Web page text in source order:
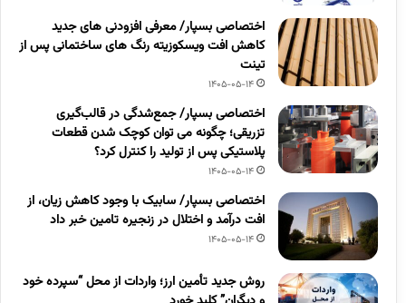
اختصاصی بسپار/ معرفی افزودنی های جدید
کاهش افت ویسکوزیته رنگ های ساختمانی پس از
تینت
1405-05-14
اختصاصی بسپار/ جمع‌شدگی در قالب‌گیری
تزریقی؛ چگونه می توان کوچک شدن قطعات
پلاستیکی پس از تولید را کنترل کرد؟
1405-05-14
اختصاصی بسپار/ سابیک با وجود کاهش زیان، از
افت درآمد و اختلال در زنجیره تامین خبر داد
1405-05-14
روش جدید تأمین ارز؛ واردات از محل “سپرده خود